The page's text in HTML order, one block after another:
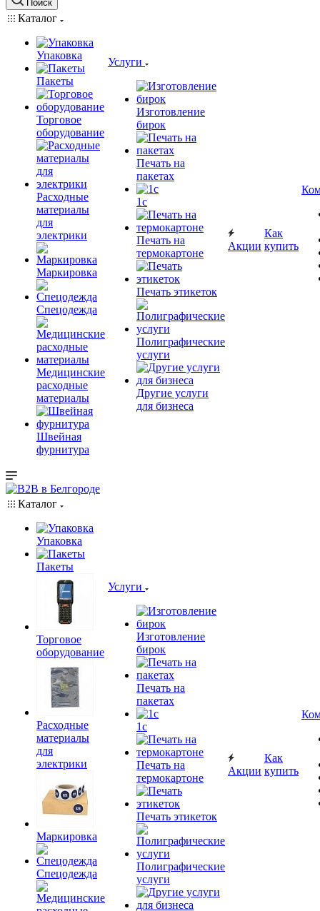
Поиск
Каталог
Упаковка
Пакеты
Торговое
оборудование
Расходные
материалы
для
электрики
Маркировка
Спецодежда
Медицинские
расходные
материалы
Швейная
фурнитура
Услуги
Изготовление
бирок
Печать на
пакетах
1c
Печать на
термокартоне
Печать этикеток
Полиграфические
услуги
Другие услуги
для бизнеса
Акции
Как
купить
Каталог
Упаковка
Пакеты
Торговое
оборудование
Расходные
материалы
для
электрики
Маркировка
Спецодежда
Услуги
Изготовление
бирок
Печать на
пакетах
1c
Печать на
термокартоне
Печать этикеток
Полиграфические
услуги
Акции
Как
купить